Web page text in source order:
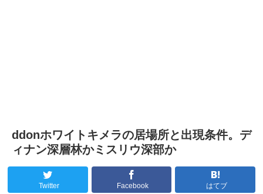
ddonホワイトキメラの居場所と出現条件。デ
ィナン深層林かミスリウ深部か
Twitter Facebook はてブ